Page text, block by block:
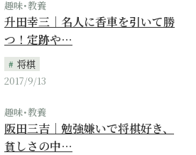
趣味･教養
升田幸三｜名人に香車を引いて勝
つ！定跡や…
将棋
2017/9/13
趣味･教養
阪田三吉｜勉強嫌いで将棋好き、
貧しさの中…